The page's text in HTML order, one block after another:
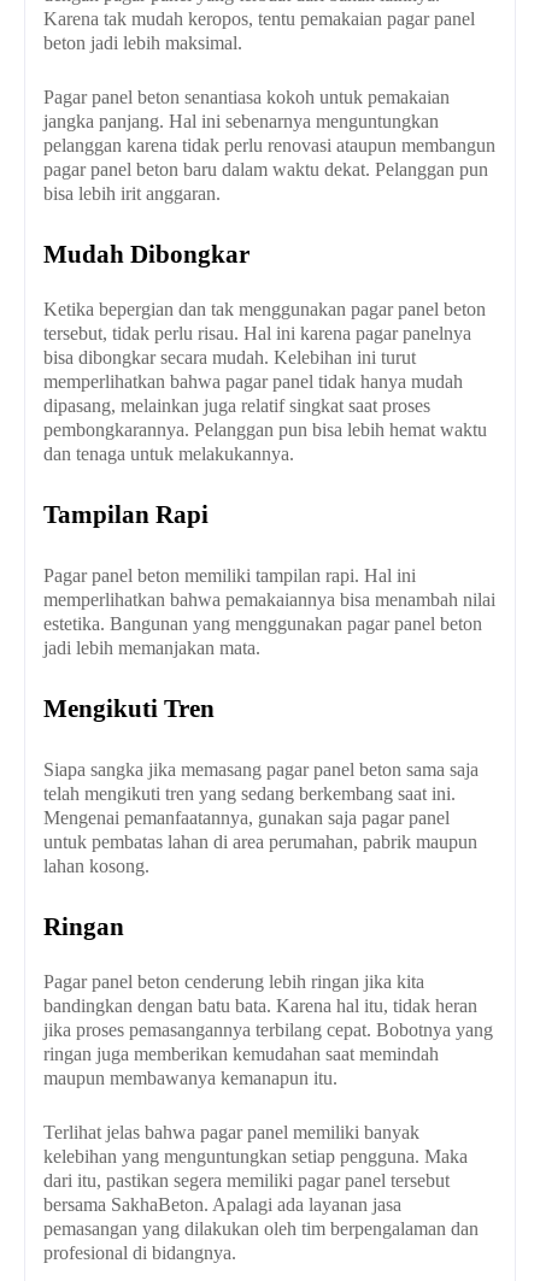
Karena tak mudah keropos, tentu pemakaian pagar panel
beton jadi lebih maksimal.
Pagar panel beton senantiasa kokoh untuk pemakaian
jangka panjang. Hal ini sebenarnya menguntungkan
pelanggan karena tidak perlu renovasi ataupun membangun
pagar panel beton baru dalam waktu dekat. Pelanggan pun
bisa lebih irit anggaran.
Mudah Dibongkar
Ketika bepergian dan tak menggunakan pagar panel beton
tersebut, tidak perlu risau. Hal ini karena pagar panelnya
bisa dibongkar secara mudah. Kelebihan ini turut
memperlihatkan bahwa pagar panel tidak hanya mudah
dipasang, melainkan juga relatif singkat saat proses
pembongkarannya. Pelanggan pun bisa lebih hemat waktu
dan tenaga untuk melakukannya.
Tampilan Rapi
Pagar panel beton memiliki tampilan rapi. Hal ini
memperlihatkan bahwa pemakaiannya bisa menambah nilai
estetika. Bangunan yang menggunakan pagar panel beton
jadi lebih memanjakan mata.
Mengikuti Tren
Siapa sangka jika memasang pagar panel beton sama saja
telah mengikuti tren yang sedang berkembang saat ini.
Mengenai pemanfaatannya, gunakan saja pagar panel
untuk pembatas lahan di area perumahan, pabrik maupun
lahan kosong.
Ringan
Pagar panel beton cenderung lebih ringan jika kita
bandingkan dengan batu bata. Karena hal itu, tidak heran
jika proses pemasangannya terbilang cepat. Bobotnya yang
ringan juga memberikan kemudahan saat memindah
maupun membawanya kemanapun itu.
Terlihat jelas bahwa pagar panel memiliki banyak
kelebihan yang menguntungkan setiap pengguna. Maka
dari itu, pastikan segera memiliki pagar panel tersebut
bersama SakhaBeton. Apalagi ada layanan jasa
pemasangan yang dilakukan oleh tim berpengalaman dan
profesional di bidangnya.